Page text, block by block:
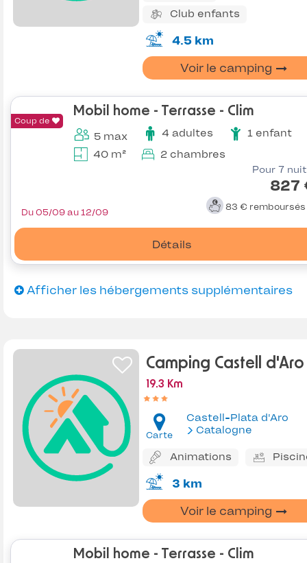
Club enfants
4.5 km
Voir le camping
Coup de
Mobil home - Terrasse - Clim
5 max 4 adultes
1 enfant
40 m²
2 chambres
Pour 7
827
83 € remboursés
Détails
Du 05/09 au 12/09
Afficher les hébergements supplémentaires
Camping Castell d'Aro
19.3 Km
Carte
Castell-Plata d'Aro
Catalogne
Animations
3 km
Voir le camping
Mobil home - Terrasse - Clim